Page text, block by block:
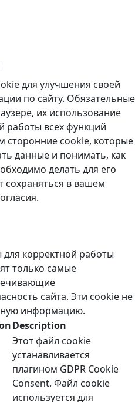
для улучшения своей
по сайту. Обязательные
их использование
работы всех функций
сторонние cookie, которые
данные и понимать, как
делать для его
сохраняться в вашем
корректной работы
только самые
сайта. Эти cookie не
информацию.
Description
Этот файл cookie
устанавливается
плагином GDPR Cookie
Consent. Файл cookie
используется для